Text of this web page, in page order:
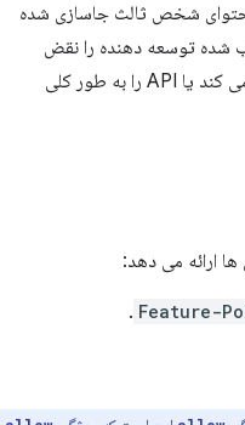
شخص ثالث جاسازی شده
شده توسعه دهنده را نقض
کند، مرورگر این رفتار را با UX بهتر لغو می کند یا API را به طور کلی
ارائه می دهد:
Feature-